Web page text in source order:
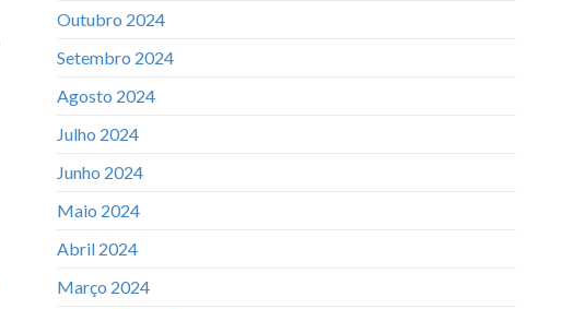
Outubro 2024
Setembro 2024
Agosto 2024
Julho 2024
Junho 2024
Maio 2024
Abril 2024
Março 2024